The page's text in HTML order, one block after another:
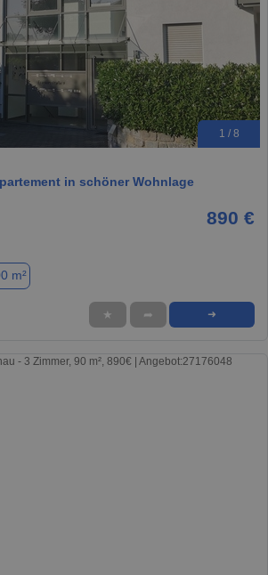
1 / 8
in schöner Wohnlage
890 €
m²
★ ➦ ➜